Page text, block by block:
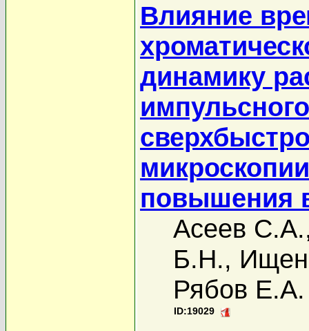
Влияние
динамику
повышения
Асеев С.А.
Б.Н.,
Рябов Е.А.
ID:19029